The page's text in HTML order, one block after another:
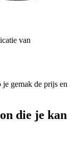
van
gemak de prijs en
die je kan